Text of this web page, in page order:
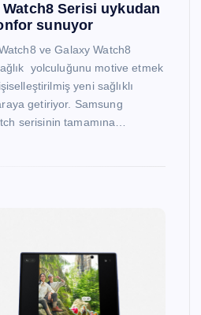
Serisi uykudan
sunuyor
ve Galaxy Watch8
yolculuğunu motive etmek
yeni sağlıklı
getiriyor. Samsung
serisinin tamamına…